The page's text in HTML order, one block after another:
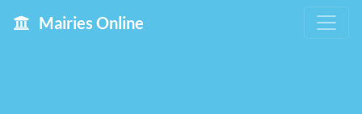
Mairies Online